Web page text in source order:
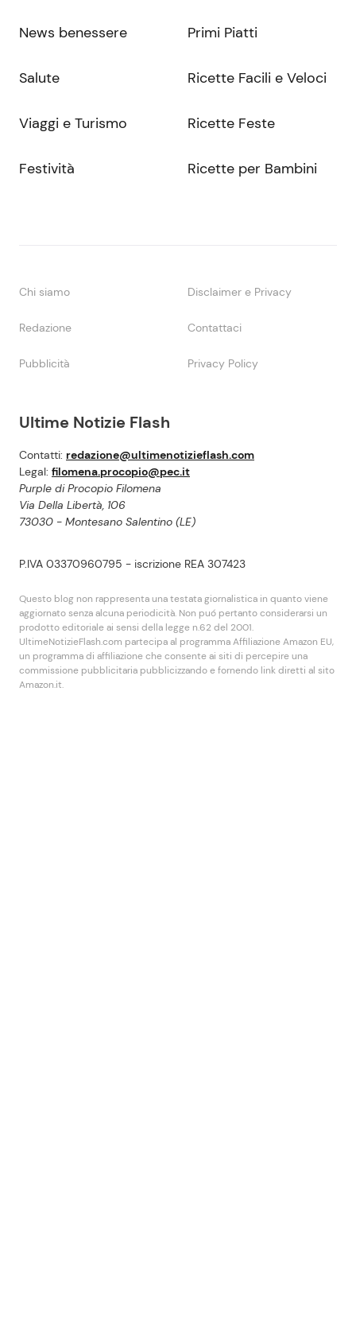
Ultime Notizie Flash
Contatti: redazione@ultimenotizieflash.com
Legal: filomena.procopio@pec.it
Purple di Procopio Filomena
Via Della Libertà, 106
73030 - Montesano Salentino (LE)
P.IVA 03370960795 - iscrizione REA 307423
Questo blog non rappresenta una testata giornalistica in quanto viene
aggiornato senza alcuna periodicità. Non puó pertanto considerarsi un
prodotto editoriale ai sensi della legge n.62 del 2001.
UltimeNotizieFlash.com partecipa al programma Affiliazione Amazon EU,
un programma di affiliazione che consente ai siti di percepire una
commissione pubblicitaria pubblicizzando e fornendo link diretti al sito
Amazon.it.
News benessere
Salute
Viaggi e Turismo
Festività
Primi Piatti
Ricette Facili e Veloci
Ricette Feste
Ricette per Bambini
Chi siamo Disclaimer e Privacy
Redazione Contattaci
Pubblicità Privacy Policy